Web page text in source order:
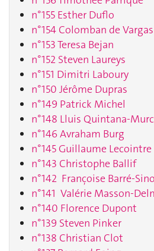
n°155 Esther Duflo
n°154 Colomban de Vargas
n°153 Teresa Bejan
n°152 Steven Laureys
n°151 Dimitri Laboury
n°150 Jérôme Dupras
n°149 Patrick Michel
n°148 Lluis Quintana-
n°146 Avraham Burg
n°145 Guillaume Lecointre
n°143 Christophe Ballif
n°142 Françoise Barré-
n°141 Valérie Masson-
n°140 Florence Dupont
n°139 Steven Pinker
n°138 Christian Clot